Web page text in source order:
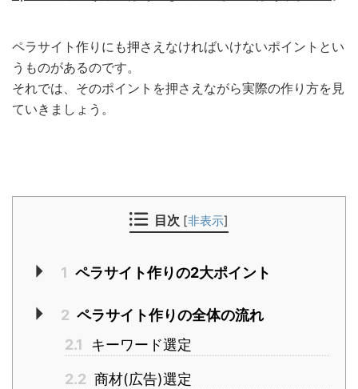
ペラサイト作りにも押さえなければいけないポイントとい
うものがあるのです。
それでは、そのポイントを押さえながら実際の作り方を見
ていきましょう。
目次 [非表示]
1 ペラサイト作りの2大ポイント
2 ペラサイト作りの全体の流れ
2.1
キーワード選定
2.2 商材(広告)選定